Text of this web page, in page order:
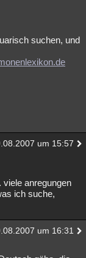
suchen, und
um 15:57
anregungen
ich suche,
um 16:31